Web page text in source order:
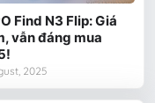
Find N3 Flip: Giá
vẫn đáng mua
2025